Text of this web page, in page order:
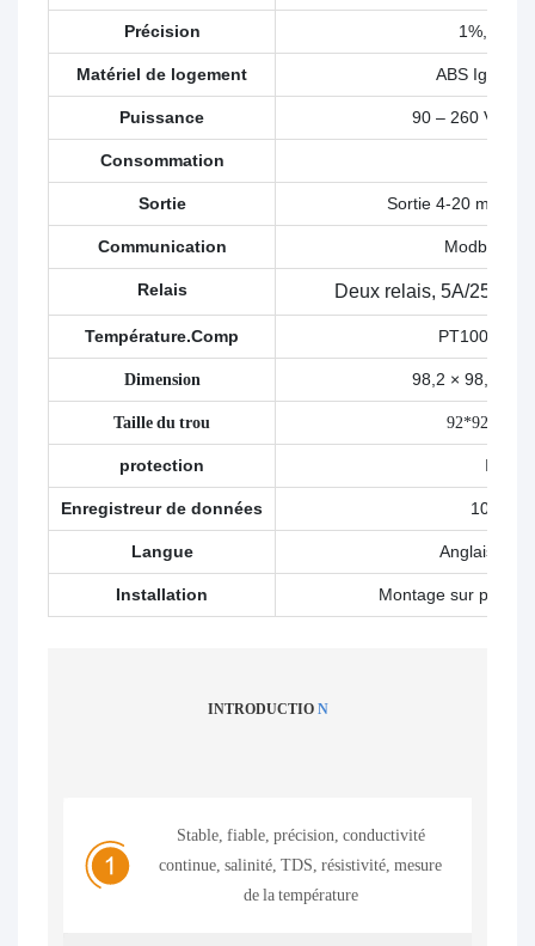
Précision 1%,
Matériel de logement ABS
Puissance 90 – 260 V CA
Consommation
Sortie Sortie 4-20 mA
Communication Modbus
Relais Deux relais, 5A/250V
Température.Comp PT1000/
Dimension 98,2 × 98,2 ×
Taille du trou
protection IP65
Enregistreur de données 1000fois
Langue Anglais/简
Installation Montage sur
INTRODUCTIO N
Stable, fiable, précision, conductivité
continue, salinité, TDS, résistivité, mesure
de la température